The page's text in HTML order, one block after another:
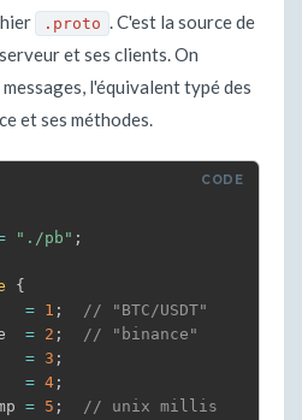
.proto . C'est la source de
et ses clients. On
l'équivalent typé des
et ses méthodes.
"./pb" ;
{
= 1 ;
// "BTC/USDT"
= 2 ;
// "binance"
= 3 ;
= 4 ;
= 5 ;
// unix millis